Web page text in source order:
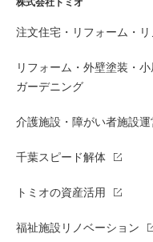
株式会社トミオ
注文住宅・リフォーム・
リフォーム・外壁塗装・小
ガーデニング
介護施設・障がい者施設運
千葉スピード解体
トミオの資産活用
福祉施設リノベーション